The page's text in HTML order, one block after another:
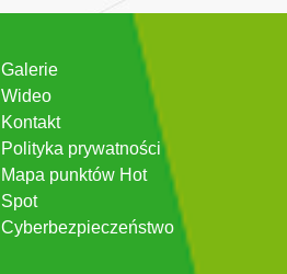
Galerie
Wideo
Kontakt
Polityka prywatności
Mapa punktów Hot
Spot
Cyberbezpieczeństwo